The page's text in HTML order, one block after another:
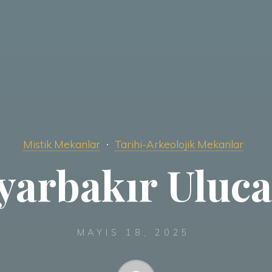
Mistik Mekanlar Tarihi-Arkeolojik Mekanlar
MAYIS 18, 2025